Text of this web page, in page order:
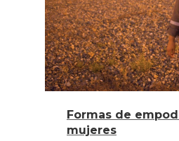
Formas de
mujeres